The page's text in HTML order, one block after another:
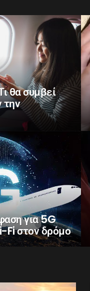
θα συμβεί
την
για 5G
Fi στον δρόμο